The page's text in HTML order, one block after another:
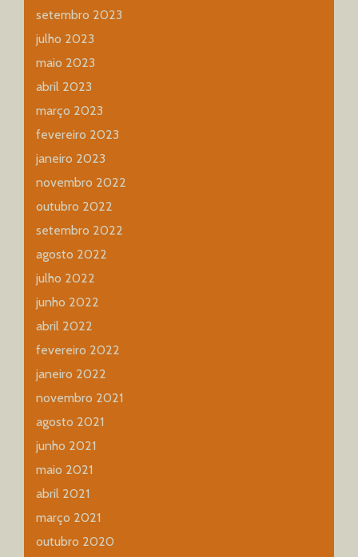
setembro 2023
julho 2023
maio 2023
abril 2023
março 2023
fevereiro 2023
janeiro 2023
novembro 2022
outubro 2022
setembro 2022
agosto 2022
julho 2022
junho 2022
abril 2022
fevereiro 2022
janeiro 2022
novembro 2021
agosto 2021
junho 2021
maio 2021
abril 2021
março 2021
outubro 2020